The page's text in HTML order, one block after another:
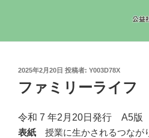
投
日:
2025年2月20日 投稿者: Y003D78X
ファミリーライ
令和 7 年2月20日発行 A5
表紙 授業に生かされるつなが